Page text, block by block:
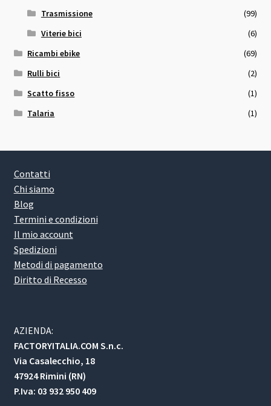
Trasmissione
(99)
Viterie bici
(6)
Ricambi ebike
(69)
Rulli bici
(2)
Scatto fisso
(1)
Talaria
(1)
Contatti
Chi siamo
Blog
Termini e condizioni
Il mio account
Spedizioni
Metodi di pagamento
Diritto di Recesso
AZIENDA:
FACTORYITALIA.COM S.n.c.
Via Casalecchio, 18
47924 Rimini (RN)
P.Iva: 03 932 950 409